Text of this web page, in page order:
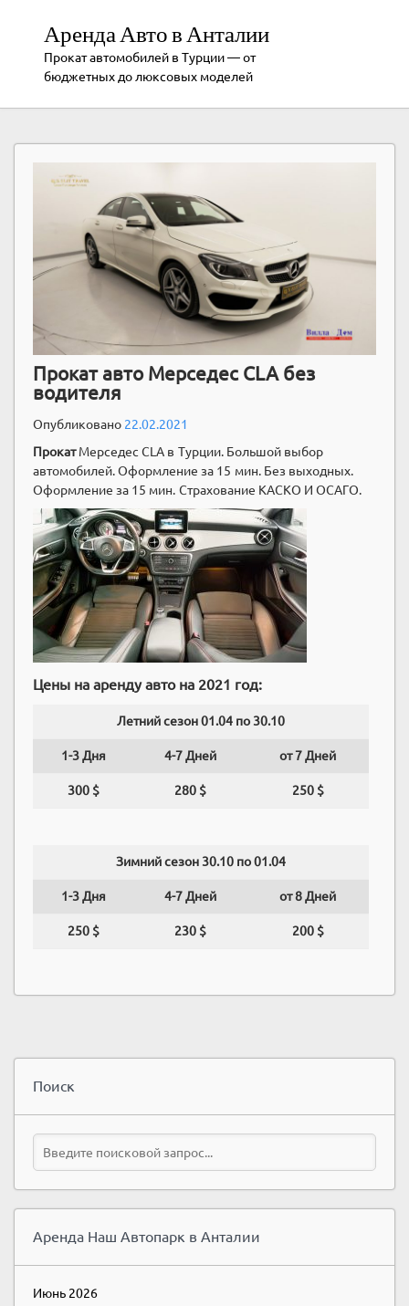
Аренда Авто в Анталии
Прокат автомобилей в Турции — от
бюджетных до люксовых моделей
Прокат авто Мерседес CLA без
водителя
Опубликовано 22.02.2021
ПрокатМерседес CLA в Турции. Большой выбор
автомобилей. Оформление за 15 мин. Без выходных.
Оформление за 15 мин. Страхование КАСКО И ОСАГО.
Цены на аренду авто на 2021 год:
Летний сезон 01.04 по 30.10
1-3 Дня 4-7 Дней от 7 Дней
300 $ 280 $ 250 $
Зимний сезон 30.10 по 01.04
1-3 Дня 4-7 Дней от 8 Дней
250 $ 230 $ 200 $
Поиск
Аренда Наш Автопарк в Анталии
Июнь 2026